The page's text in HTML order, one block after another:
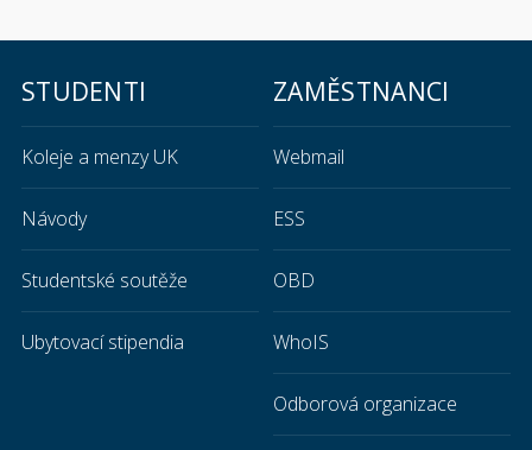
STUDENTI
Koleje a menzy UK
Návody
Studentské soutěže
Ubytovací stipendia
ZAMĚSTNANCI
Webmail
ESS
OBD
WhoIS
Odborová organizace